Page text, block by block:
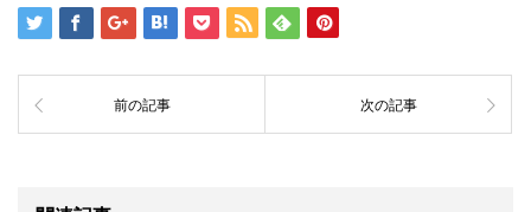
前の記事 次の記事